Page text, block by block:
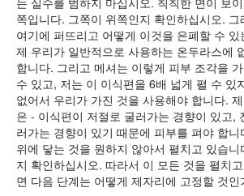
쪽입니다. 그쪽이 위쪽인지 확인하십시오.
여기에 퍼뜨리고 어떻게 이것을 은폐할 수
제 우리가 일반적으로 사용하는 온두라스에
합니다. 그리고 메셔는 이렇게 피부 조각을
수 있고, 저는 이 이식편을 6배 넓게 펼 수 있
없어서 우리가 가진 것을 사용해야 합니다.
은 - 이식편이 저절로 굴러가는 경향이 있고,
러가는 경향이 있기 때문에 피부를 펴야 합
위에 닿는 것을 원하지 않아서 펼치고 있습
지 확인하십시오. 따라서 이 모든 것을 펼치
면 다음 단계는 어떻게 제자리에 고정할 것인